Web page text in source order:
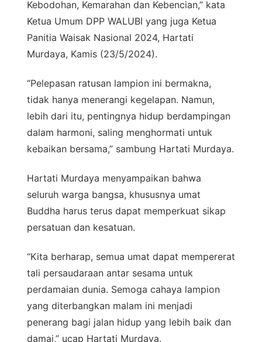
Kebodohan, Kemarahan dan Kebencian,” kata
Ketua Umum DPP WALUBI yang juga Ketua
Panitia Waisak Nasional 2024, Hartati
Murdaya, Kamis (23/5/2024).
“Pelepasan ratusan lampion ini bermakna,
tidak hanya menerangi kegelapan. Namun,
lebih dari itu, pentingnya hidup berdampingan
dalam harmoni, saling menghormati untuk
kebaikan bersama,” sambung Hartati Murdaya.
Hartati Murdaya menyampaikan bahwa
seluruh warga bangsa, khususnya umat
Buddha harus terus dapat memperkuat sikap
persatuan dan kesatuan.
“Kita berharap, semua umat dapat mempererat
tali persaudaraan antar sesama untuk
perdamaian dunia. Semoga cahaya lampion
yang diterbangkan malam ini menjadi
penerang bagi jalan hidup yang lebih baik dan
damai,” ucap Hartati Murdaya.